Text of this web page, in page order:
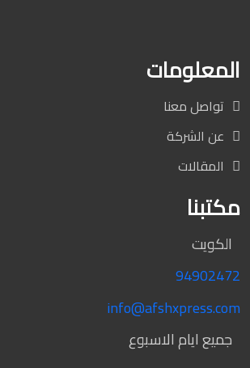
المعلومات
تواصل معنا
عن الشركة
المقالات
مكتبنا
الكويت
94902472
info@afshxpress.com
جميع ايام الاسبوع